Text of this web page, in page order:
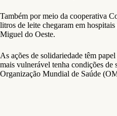
Também por meio da cooperativa
litros de leite chegaram em
Miguel do Oeste.
As ações de solidariedade têm
mais vulnerável tenha condições de
Organização Mundial de Saúde